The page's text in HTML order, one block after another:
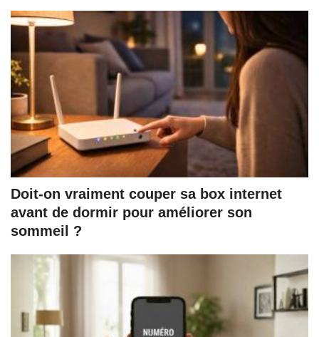
Doit-on vraiment couper sa box internet
avant de dormir pour améliorer son
sommeil ?